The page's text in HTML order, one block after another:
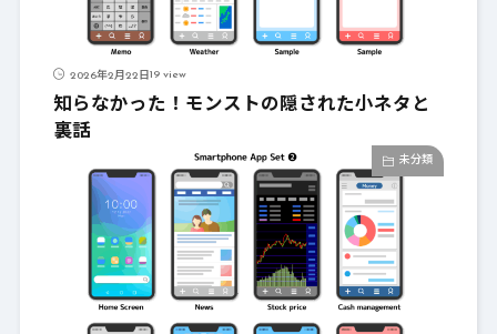
2026年2月22日19 view
知らなかった！モンストの隠された小ネタと
裏話
未分類